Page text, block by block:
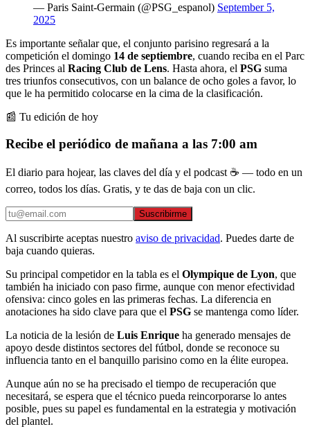
— Paris Saint-Germain (@PSG_espanol) September 5,
2025
Es importante señalar que, el conjunto parisino regresará a la
competición el domingo 14 de septiembre, cuando reciba en el Parc
des Princes al Racing Club de Lens. Hasta ahora, el PSG suma
tres triunfos consecutivos, con un balance de ocho goles a favor, lo
que le ha permitido colocarse en la cima de la clasificación.
📰 Tu edición de hoy
Recibe el periódico de mañana a las 7:00 am
El diario para hojear, las claves del día y el podcast ☕ — todo en un
correo, todos los días. Gratis, y te das de baja con un clic.
Suscribirme
Al suscribirte aceptas nuestro aviso de privacidad. Puedes darte de
baja cuando quieras.
Su principal competidor en la tabla es el Olympique de Lyon, que
también ha iniciado con paso firme, aunque con menor efectividad
ofensiva: cinco goles en las primeras fechas. La diferencia en
anotaciones ha sido clave para que el PSG se mantenga como líder.
La noticia de la lesión de Luis Enrique ha generado mensajes de
apoyo desde distintos sectores del fútbol, donde se reconoce su
influencia tanto en el banquillo parisino como en la élite europea.
Aunque aún no se ha precisado el tiempo de recuperación que
necesitará, se espera que el técnico pueda reincorporarse lo antes
posible, pues su papel es fundamental en la estrategia y motivación
del plantel.